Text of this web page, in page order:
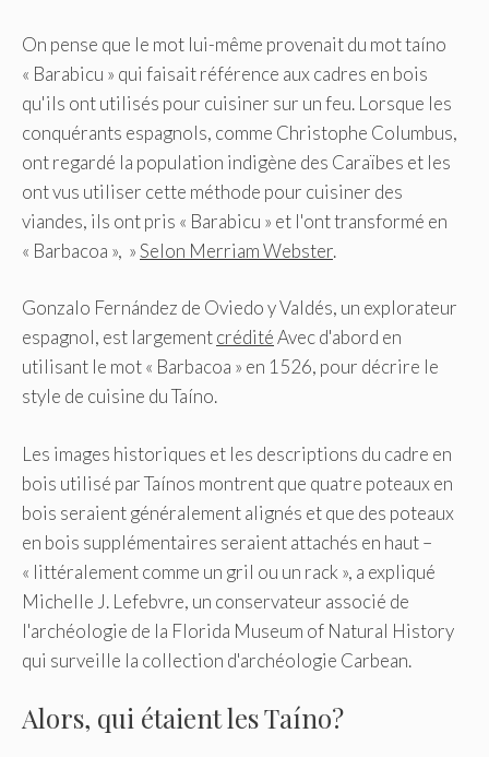
On pense que le mot lui-même provenait du mot taíno
« Barabicu » qui faisait référence aux cadres en bois
qu'ils ont utilisés pour cuisiner sur un feu. Lorsque les
conquérants espagnols, comme Christophe Columbus,
ont regardé la population indigène des Caraïbes et les
ont vus utiliser cette méthode pour cuisiner des
viandes, ils ont pris « Barabicu » et l'ont transformé en
« Barbacoa », »Selon Merriam Webster.
Gonzalo Fernández de Oviedo y Valdés, un explorateur
espagnol, est largementcréditéAvec d'abord en
utilisant le mot « Barbacoa » en 1526, pour décrire le
style de cuisine du Taíno.
Les images historiques et les descriptions du cadre en
bois utilisé par Taínos montrent que quatre poteaux en
bois seraient généralement alignés et que des poteaux
en bois supplémentaires seraient attachés en haut –
« littéralement comme un gril ou un rack », a expliqué
Michelle J. Lefebvre, un conservateur associé de
l'archéologie de la Florida Museum of Natural History
qui surveille la collection d'archéologie Carbean.
Alors, qui étaient les Taíno?